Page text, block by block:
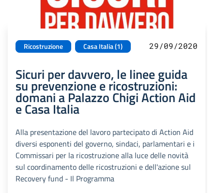
Ricostruzione Casa Italia (1) 29/09/2020
Sicuri per davvero, le linee guida
su prevenzione e ricostruzioni:
domani a Palazzo Chigi Action Aid
e Casa Italia
Alla presentazione del lavoro partecipato di Action Aid
diversi esponenti del governo, sindaci, parlamentari e i
Commissari per la ricostruzione alla luce delle novità
sul coordinamento delle ricostruzioni e dell'azione sul
Recovery fund - Il Programma